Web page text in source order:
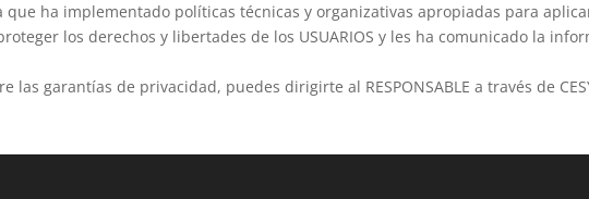
que ha implementado políticas técnicas y organizativas apropiadas para
los derechos y libertades de los USUARIOS y les ha comunicado la
las garantías de privacidad, puedes dirigirte al RESPONSABLE a través de